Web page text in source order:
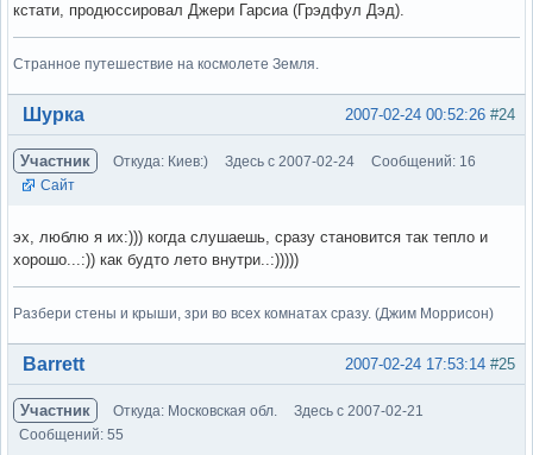
кстати, продюссировал Джери Гарсиа (Грэдфул Дэд).
Странное путешествие на космолете Земля.
Вне форума #24
2007-02-24 00:52:26
Шурка
Участник Откуда: Киев:) Здесь с 2007-02-24
Сообщений: 16
Сайт
эх, люблю я их:))) когда слушаешь, сразу становится так тепло и
хорошо...:)) как будто лето внутри..:)))))
Разбери стены и крыши, зри во всех комнатах сразу. (Джим Моррисон)
Вне форума #25
2007-02-24 17:53:14
Barrett
Участник Откуда: Московская обл.
Здесь с 2007-02-21
Сообщений: 55